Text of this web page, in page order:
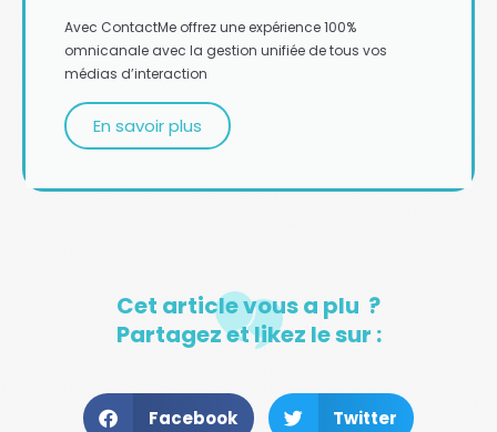
Avec ContactMe offrez une expérience 100%
omnicanale avec la gestion unifiée de tous vos
médias d’interaction
En savoir plus
Cet article vous a plu ?
Partagez et likez le sur :
Facebook Twitter